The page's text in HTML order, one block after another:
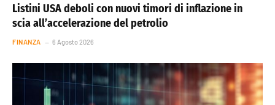
Listini USA deboli con nuovi timori di inflazione in
scia all’accelerazione del petrolio
FINANZA 6 Agosto 2026